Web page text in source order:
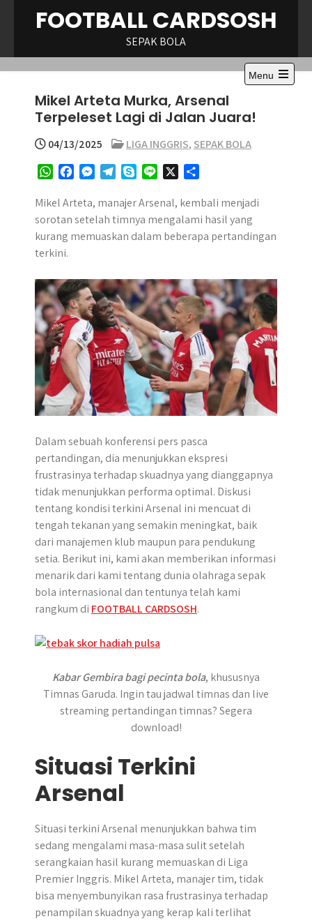
FOOTBALL CARDSOSH
SEPAK BOLA
Menu
Open
Mikel Arteta Murka, Arsenal
Terpeleset Lagi di Jalan Juara!
04/13/2025 LIGA INGGRIS, SEPAK BOLA
W
a
t
s
A
p
c
e
b
k
s
s
e
e
r
l
e
g
m
y
p
e
n
e
a
r
e
Mikel Arteta, manajer Arsenal, kembali menjadi
sorotan setelah timnya mengalami hasil yang
kurang memuaskan dalam beberapa pertandingan
terkini.
Dalam sebuah konferensi pers pasca
pertandingan, dia menunjukkan ekspresi
frustrasinya terhadap skuadnya yang dianggapnya
tidak menunjukkan performa optimal. Diskusi
tentang kondisi terkini Arsenal ini mencuat di
tengah tekanan yang semakin meningkat, baik
dari manajemen klub maupun para pendukung
setia. Berikut ini, kami akan memberikan informasi
menarik dari kami tentang dunia olahraga sepak
bola internasional dan tentunya telah kami
rangkum di FOOTBALL CARDSOSH.
Kabar Gembira bagi pecinta bola, khususnya
Timnas Garuda. Ingin tau jadwal timnas dan live
streaming pertandingan timnas? Segera
download!
Situasi Terkini
Arsenal
Situasi terkini Arsenal menunjukkan bahwa tim
sedang mengalami masa-masa sulit setelah
serangkaian hasil kurang memuaskan di Liga
Premier Inggris. Mikel Arteta, manajer tim, tidak
bisa menyembunyikan rasa frustrasinya terhadap
penampilan skuadnya yang kerap kali terlihat